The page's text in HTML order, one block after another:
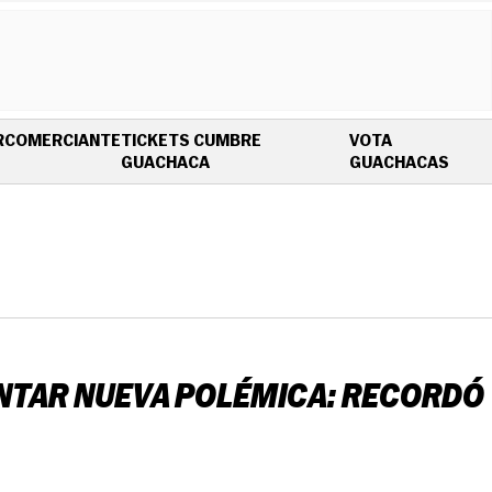
COMERCIANTETICKETS CUMBRE
GUACHACAOPENS IN NEW WINDOW
VOTA
GUACHACAS
NUEVA POLÉMICA: RECORDÓ